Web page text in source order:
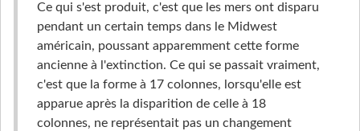
Ce qui s'est produit, c'est que les mers ont disparu
pendant un certain temps dans le Midwest
américain, poussant apparemment cette forme
ancienne à l'extinction. Ce qui se passait vraiment,
c'est que la forme à 17 colonnes, lorsqu'elle est
apparue après la disparition de celle à 18
colonnes, ne représentait pas un changement